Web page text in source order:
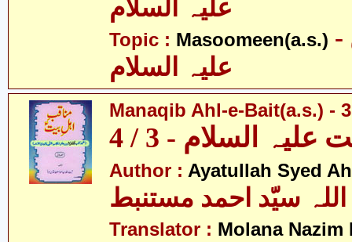
Topic : Masoomeen(a.s.) - معصومین
علیہ السلام
Manaqib Ahl-e-Bait(a.s.) -
السلام - 3 / 4
Author : Ayatullah Syed
سیّد احمد مستنبط
Translator : Molana Nazim